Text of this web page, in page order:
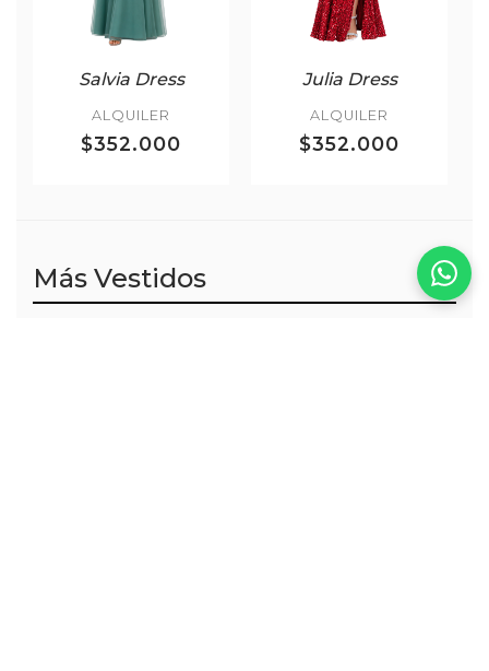
Salvia Dress
ALQUILER
$352.000
Julia Dress
ALQUILER
$352.000
Más Vestidos